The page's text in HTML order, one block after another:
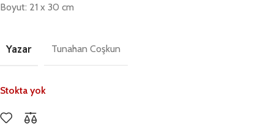
Boyut: 21 x 30 cm
Yazar Tunahan Coşkun
Stokta yok